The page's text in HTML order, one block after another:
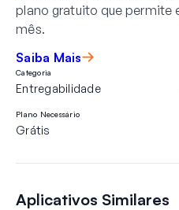
plano gratuito que permite
mês.
Saiba Mais
Categoria
Entregabilidade
Plano Necessário
Grátis
Aplicativos Similares